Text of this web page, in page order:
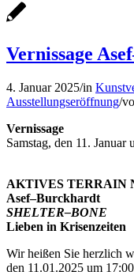
Vernissage
4. Januar 2025/in
Ausstellungseröffnung/
Vernissage
Samstag, den 11. Januar
AKTIVES TERRAIN
Asef–Burckhardt
SHELTER–BONE
Lieben in Krisenzeiten
Wir heißen Sie herzlich
den 11.01.2025 um